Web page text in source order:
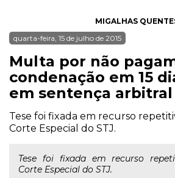
MIGALHAS
quarta-feira, 15 de julho de 2015
Multa por não
condenação em 15
em sentença arbitral
Tese foi fixada em recurso
Corte Especial do STJ.
Tese foi fixada em recurso
Corte Especial do STJ.